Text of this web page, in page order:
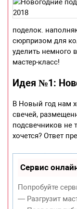
поделок.
сюрпризом для
уделить немного
мастер-класс!
Идея №1:
В Новый год нам
свечей,
подсвечников не
хочется? Ответ
Сервис
Попробуйте
— Разгрузит